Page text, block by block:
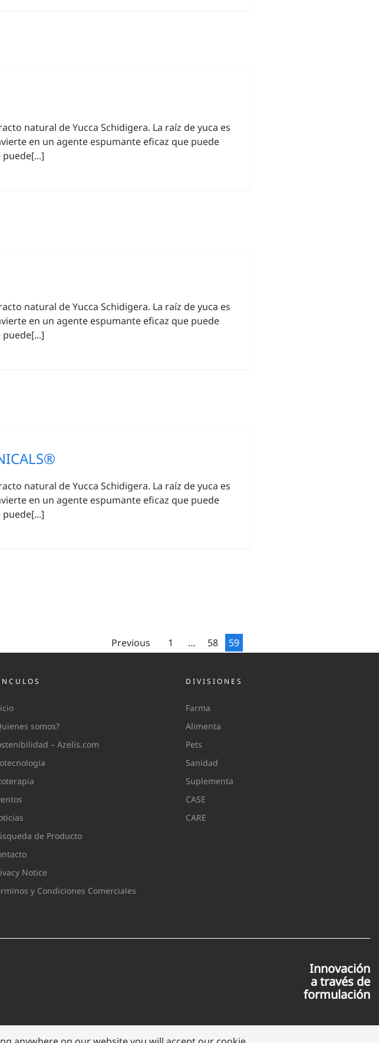
natural de Yucca Schidigera. La raíz de yuca es
en un agente espumante eficaz que puede
natural de Yucca Schidigera. La raíz de yuca es
en un agente espumante eficaz que puede
natural de Yucca Schidigera. La raíz de yuca es
en un agente espumante eficaz que puede
Previous 1 … 58 59
somos?
– Azelis.com
de Producto
Notice
y Condiciones Comerciales
DIVISIONES
Farma
Alimenta
Pets
Sanidad
Suplementa
CASE
CARE
Innovación
a través de
formulación